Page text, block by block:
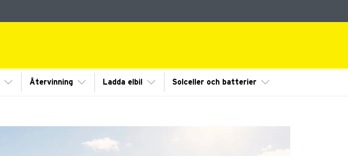
Visa/Göm undermeny
Återvinning Visa/Göm undermeny
Ladda elbil Visa/Göm undermeny
Solceller och batterier Visa/Göm undermeny